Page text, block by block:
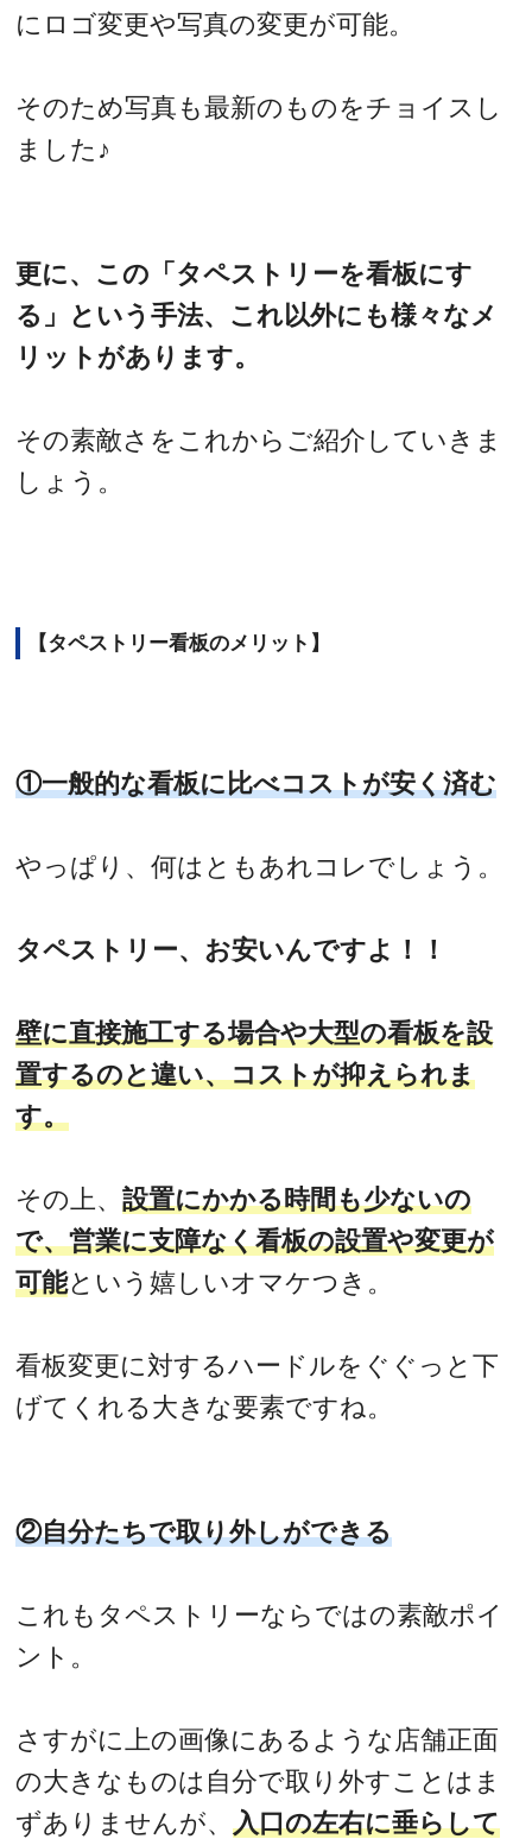
にロゴ変更や写真の変更が可能。
そのため写真も最新のものをチョイスし
ました♪
更に、この「タペストリーを看板にす
る」という手法、これ以外にも様々なメ
リットがあります。
その素敵さをこれからご紹介していきま
しょう。
【タペストリー看板のメリット】
①一般的な看板に比べコストが安く済む
やっぱり、何はともあれコレでしょう。
タペストリー、お安いんですよ！！
壁に直接施工する場合や大型の看板を設
置するのと違い、コストが抑えられま
す。
その上、設置にかかる時間も少ないの
で、営業に支障なく看板の設置や変更が
可能という嬉しいオマケつき。
看板変更に対するハードルをぐぐっと下
げてくれる大きな要素ですね。
②自分たちで取り外しができる
これもタペストリーならではの素敵ポイ
ント。
さすがに上の画像にあるような店舗正面
の大きなものは自分で取り外すことはま
ずありませんが、入口の左右に垂らして